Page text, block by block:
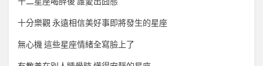
十分樂觀 永遠相信美好事即將發生的星座
無心機 這些星座情緒全寫臉上了